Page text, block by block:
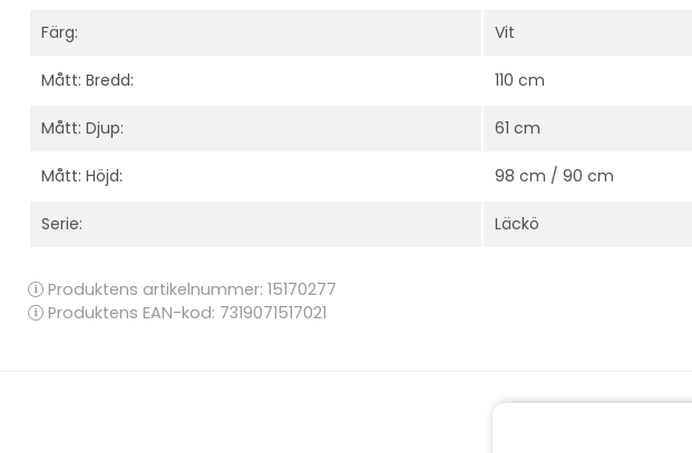
Färg: Vit
Mått: Bredd: 110 cm
Mått: Djup: 61 cm
Mått: Höjd: 98 cm / 90 cm
Serie: Läckö
Produktens artikelnummer: 15170277
Produktens EAN-kod: 7319071517021